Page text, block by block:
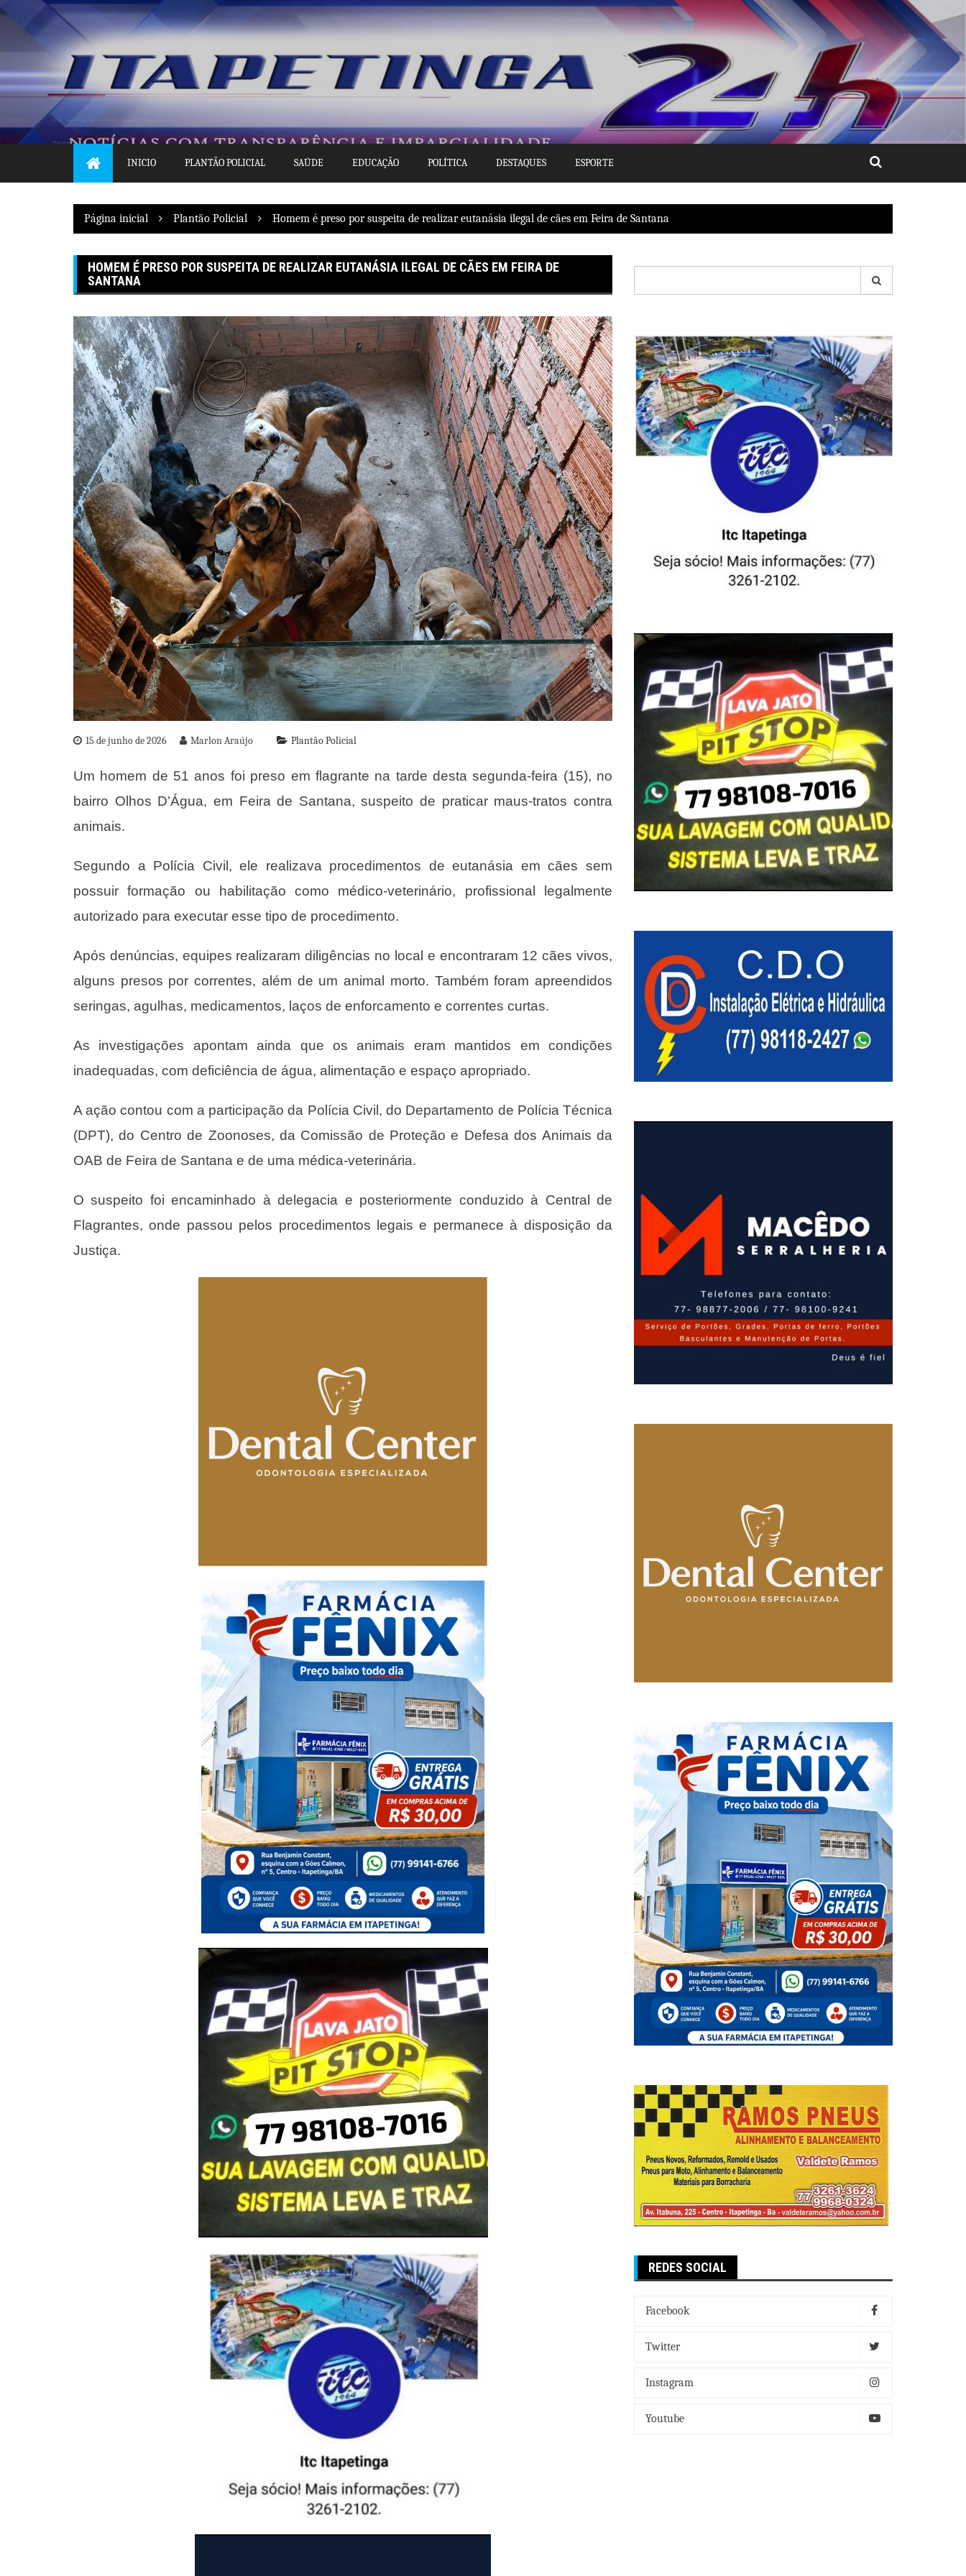
Pular
para
INICIO PLANTÃO POLICIAL SAÚDE EDUCAÇÃO POLÍTICA DESTAQUES ESPORTE
Página inicial Plantão Policial Homem é preso por suspeita de realizar eutanásia ilegal de cães em Feira de Santana
HOMEM É PRESO POR SUSPEITA DE REALIZAR EUTANÁSIA ILEGAL DE CÃES EM FEIRA DE
SANTANA
15 de junho de 2026 Marlon Araújo Plantão Policial
Um homem de 51 anos foi preso em flagrante na tarde desta segunda-feira (15), no
bairro Olhos D’Água, em Feira de Santana, suspeito de praticar maus-tratos contra
animais.
Segundo a Polícia Civil, ele realizava procedimentos de eutanásia em cães sem
possuir formação ou habilitação como médico-veterinário, profissional legalmente
autorizado para executar esse tipo de procedimento.
Após denúncias, equipes realizaram diligências no local e encontraram 12 cães vivos,
alguns presos por correntes, além de um animal morto. Também foram apreendidos
seringas, agulhas, medicamentos, laços de enforcamento e correntes curtas.
As investigações apontam ainda que os animais eram mantidos em condições
inadequadas, com deficiência de água, alimentação e espaço apropriado.
A ação contou com a participação da Polícia Civil, do Departamento de Polícia Técnica
(DPT), do Centro de Zoonoses, da Comissão de Proteção e Defesa dos Animais da
OAB de Feira de Santana e de uma médica-veterinária.
O suspeito foi encaminhado à delegacia e posteriormente conduzido à Central de
Flagrantes, onde passou pelos procedimentos legais e permanece à disposição da
Justiça.
por:
REDES SOCIAL
Facebook
Twitter
Instagram
Youtube